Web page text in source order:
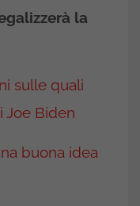
la
sulle quali
Joe Biden
buona idea